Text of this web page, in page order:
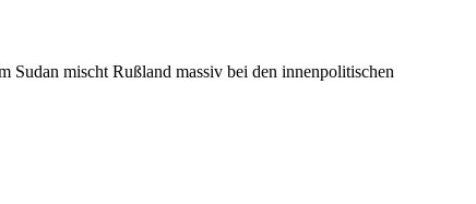
mischt Rußland massiv bei den innenpolitischen